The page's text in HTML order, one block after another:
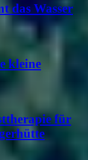
das Wasser
kleine
für